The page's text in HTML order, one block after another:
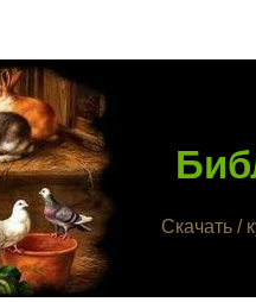
Скачать /